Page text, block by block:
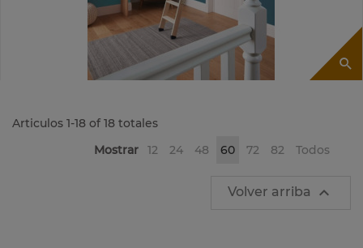
Articulos 1-18 of 18 totales
12
24 48 60 72 82 Todos
Mostrar
Volver arriba 